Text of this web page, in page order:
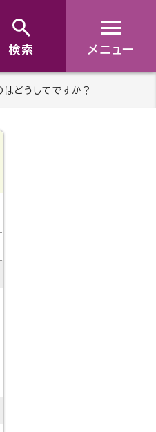
検索 メニュー
どうしてですか？